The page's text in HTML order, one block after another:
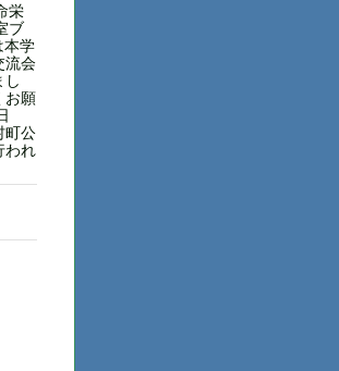
栄
ブ
本学
流会
し
お願
町公
われ